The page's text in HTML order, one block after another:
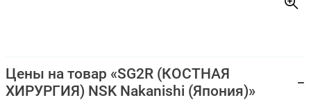
Цены на товар «SG2R (КОСТНАЯ
ХИРУРГИЯ) NSK Nakanishi (Япония)»